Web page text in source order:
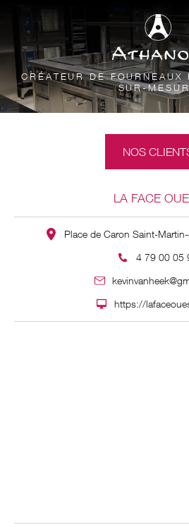
CRÉATEUR DE FOURNEAUX
SUR-
NOS
LA FACE
Place de Caron Saint-
4 79 00 05
https://